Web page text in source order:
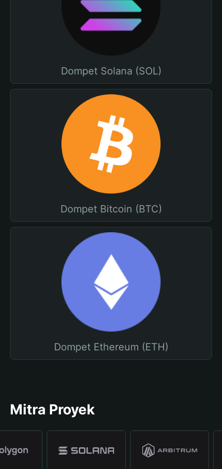
Dompet Solana (SOL)
Dompet Bitcoin (BTC)
Dompet Ethereum (ETH)
Mitra Proyek